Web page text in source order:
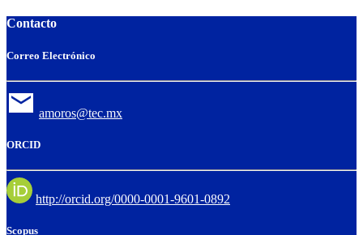
Contacto
Correo Electrónico
amoros@tec.mx
ORCID
http://orcid.org/0000-0001-9601-0892
Scopus